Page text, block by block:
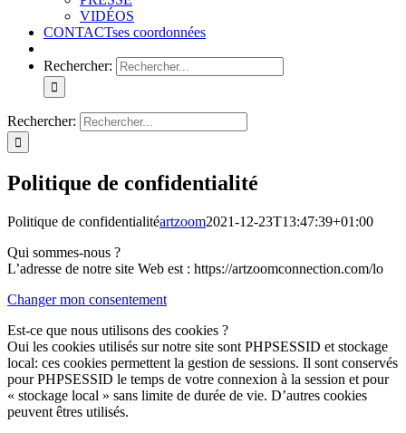
VIDÉOS
CONTACTses coordonnées
Rechercher:
Rechercher:
Politique de confidentialité
Politique de confidentialitéartzoom2021-12-23T13:47:39+01:00
Qui sommes-nous ?
L’adresse de notre site Web est : https://artzoomconnection.com/lo
Changer mon consentement
Est-ce que nous utilisons des cookies ?
Oui les cookies utilisés sur notre site sont PHPSESSID et stockage
local: ces cookies permettent la gestion de sessions. Il sont conservés
pour PHPSESSID le temps de votre connexion à la session et pour
« stockage local » sans limite de durée de vie. D’autres cookies
peuvent êtres utilisés.